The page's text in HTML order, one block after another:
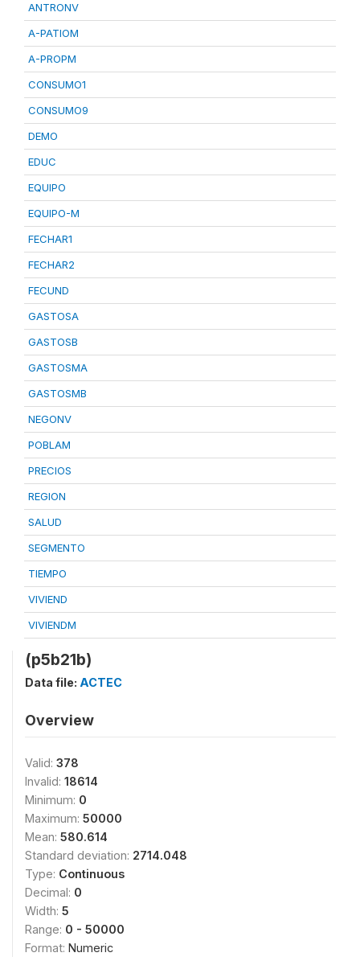
ANTRONV
A-PATIOM
A-PROPM
CONSUMO1
CONSUMO9
DEMO
EDUC
EQUIPO
EQUIPO-M
FECHAR1
FECHAR2
FECUND
GASTOSA
GASTOSB
GASTOSMA
GASTOSMB
NEGONV
POBLAM
PRECIOS
REGION
SALUD
SEGMENTO
TIEMPO
VIVIEND
VIVIENDM
(p5b21b)
Data file: ACTEC
Overview
Valid: 378
Invalid: 18614
Minimum: 0
Maximum: 50000
Mean: 580.614
Standard deviation: 2714.048
Type: Continuous
Decimal: 0
Width: 5
Range: 0 - 50000
Format: Numeric